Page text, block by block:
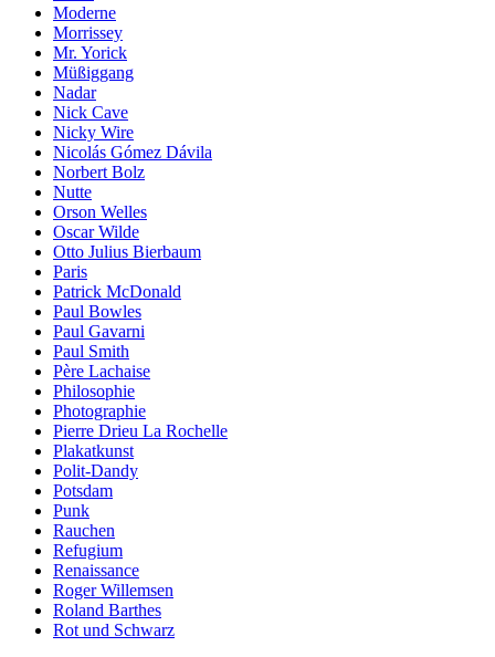
Moderne
Morrissey
Mr. Yorick
Müßiggang
Nadar
Nick Cave
Nicky Wire
Nicolás Gómez Dávila
Norbert Bolz
Nutte
Orson Welles
Oscar Wilde
Otto Julius Bierbaum
Paris
Patrick McDonald
Paul Bowles
Paul Gavarni
Paul Smith
Père Lachaise
Philosophie
Photographie
Pierre Drieu La Rochelle
Plakatkunst
Polit-Dandy
Potsdam
Punk
Rauchen
Refugium
Renaissance
Roger Willemsen
Roland Barthes
Rot und Schwarz